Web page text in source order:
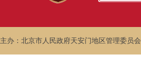
主办：北京市人民政府天安门地区管理委员会